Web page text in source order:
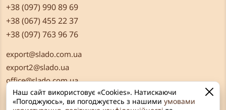
+38 (097) 990 89 69
+38 (067) 455 22 37
+38 (097) 763 96 76
export@slado.com.ua
export2@slado.ua
office@slado.com.ua
Наш сайт використовує «Cookies». Натискаючи
«Погоджуюсь», ви погоджуєтесь з нашими умовами